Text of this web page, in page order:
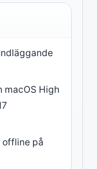
macOS High
offline på